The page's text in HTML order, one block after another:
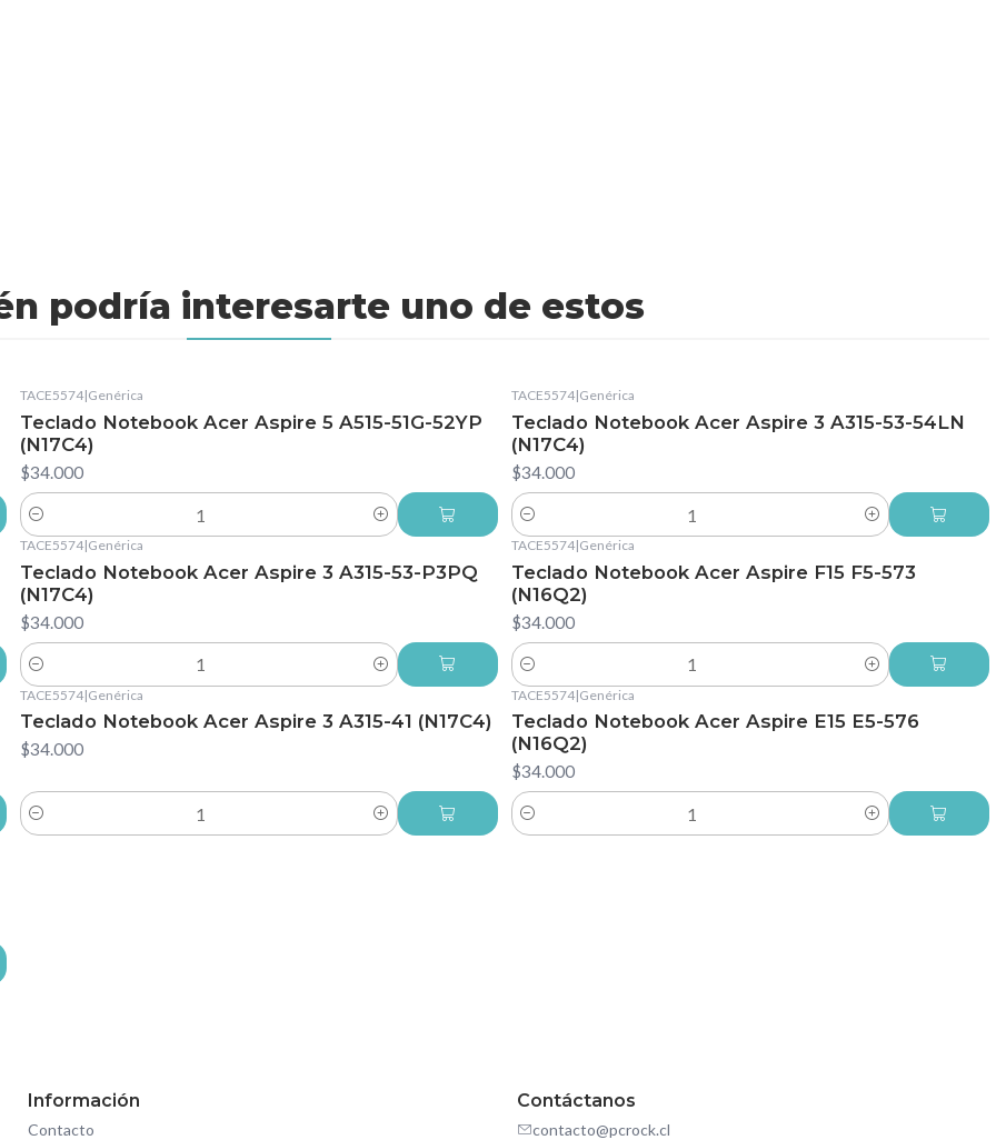
podría interesarte uno de estos
TACE5574|Genérica
Teclado Notebook Acer Aspire 5 A515-51G-52YP
(N17C4)
$34.000
Cantidad
TACE5574|Genérica
Teclado Notebook Acer Aspire 3 A315-53-54LN
(N17C4)
$34.000
Cantidad
TACE5574|Genérica
Teclado Notebook Acer Aspire 3 A315-53-P3PQ
(N17C4)
$34.000
Cantidad
TACE5574|Genérica
Teclado Notebook Acer Aspire F15 F5-573
(N16Q2)
$34.000
Cantidad
TACE5574|Genérica
Teclado Notebook Acer Aspire 3 A315-41 (N17C4)
$34.000
Cantidad
TACE5574|Genérica
Teclado Notebook Acer Aspire E15 E5-576
(N16Q2)
$34.000
Cantidad
Información
Contacto
Contáctanos
contacto@pcrock.cl